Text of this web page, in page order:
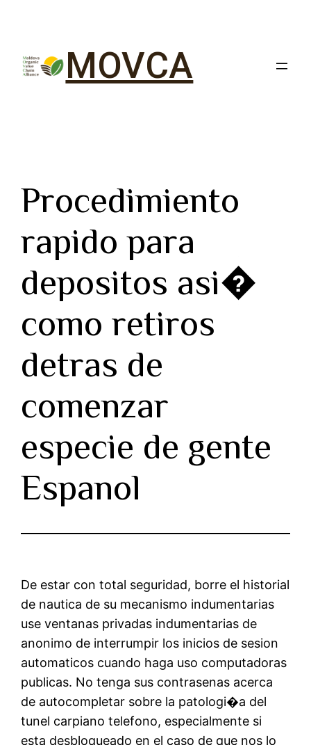
MOVCA
Procedimiento
rapido para
depositos asi�
como retiros
detras de
comenzar
especie de gente
Espanol
De estar con total seguridad, borre el historial
de nautica de su mecanismo indumentarias
use ventanas privadas indumentarias de
anonimo de interrumpir los inicios de sesion
automaticos cuando haga uso computadoras
publicas. No tenga sus contrasenas acerca
de autocompletar sobre la patologi�a del
tunel carpiano telefono, especialmente si
esta desbloqueado en el caso de que nos lo